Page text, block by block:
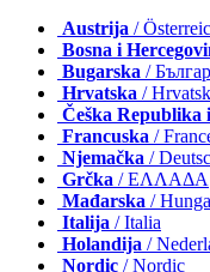
Austrija /
Bosna i
Bugarska /
Hrvatska /
Češka Republika
Francuska /
Njemačka /
Grčka / ΕΛΛΑΔΑ
Mađarska /
Italija / Italia
Holandija /
Nordic / Nordic